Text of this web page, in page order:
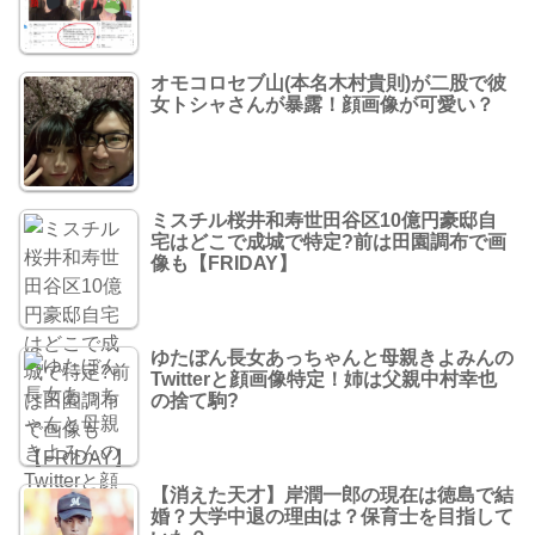
オモコロセブ山(本名木村貴則)が二股で彼
女トシャさんが暴露！顔画像が可愛い？
ミスチル桜井和寿世田谷区10億円豪邸自
宅はどこで成城で特定?前は田園調布で画
像も【FRIDAY】
ゆたぼん長女あっちゃんと母親きよみんの
Twitterと顔画像特定！姉は父親中村幸也
の捨て駒?
【消えた天才】岸潤一郎の現在は徳島で結
婚？大学中退の理由は？保育士を目指して